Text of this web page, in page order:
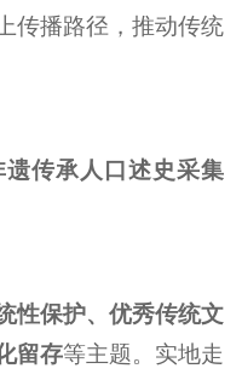
传播路径，推动传统
传承人口述史采集
性保护、优秀传统文
留存等主题。实地走